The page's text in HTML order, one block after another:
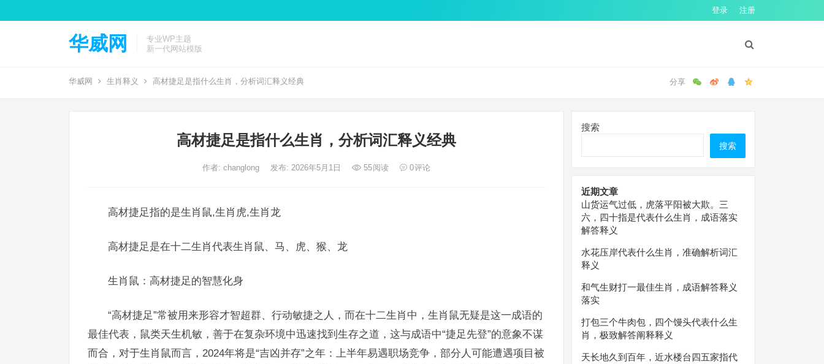
登录 注册
华威网
专业WP主题
新一代网站模版
华威网 生肖释义 高材捷足是指什么生肖，分析词汇释义经典
高材捷足是指什么生肖，分析词汇释义经典
作者: changlong 发布: 2026年5月1日 55阅读 0评论
高材捷足指的是生肖鼠,生肖虎,生肖龙
高材捷足是在十二生肖代表生肖鼠、马、虎、猴、龙
生肖鼠：高材捷足的智慧化身
“高材捷足”常被用来形容才智超群、行动敏捷之人，而在十二生肖中，生肖鼠无疑是这一成语的
最佳代表，鼠类天生机敏，善于在复杂环境中迅速找到生存之道，这与成语中“捷足先登”的意象不谋
而合，对于生肖鼠而言，2024年将是“吉凶并存”之年：上半年易遇职场竞争，部分人可能遭遇项目被
搜索
搜索
近期文章
山货运气过低，虎落平阳被大欺。三
六，四十指是代表什么生肖，成语落实
解答释义
水花压岸代表什么生肖，准确解析词汇
释义
和气生财打一最佳生肖，成语解答释义
落实
打包三个牛肉包，四个馒头代表什么生
肖，极致解答阐释释义
天长地久到百年，近水楼台四五家指代